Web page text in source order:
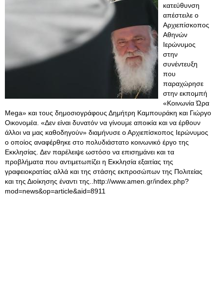
κατεύθυνση
απέστειλε ο
Αρχιεπίσκοπος
Αθηνών
Ιερώνυμος
στην
συνέντευξη
που
παραχώρησε
στην εκπομπή
«Κοινωνία Ώρα
Mega» και τους δημοσιογράφους Δημήτρη Καμπουράκη και Γιώργο
Οικονομέα. «Δεν είναι δυνατόν να γίνουμε αποικία και να έρθουν
άλλοι να μας καθοδηγούν» διαμήνυσε ο Αρχιεπίσκοπος Ιερώνυμος
ο οποίος αναφέρθηκε στο πολυδιάστατο κοινωνικό έργο της
Εκκλησίας. Δεν παρέλειψε ωστόσο να επισημάνει και τα
προβλήματα που αντιμετωπίζει η Εκκλησία εξαιτίας της
γραφειοκρατίας αλλά και της στάσης εκπροσώπων της Πολιτείας
και της Διοίκησης έναντι της..http://www.amen.gr/index.php?
mod=news&op=article&aid=8911